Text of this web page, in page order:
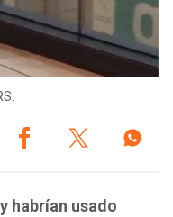
habrían usado